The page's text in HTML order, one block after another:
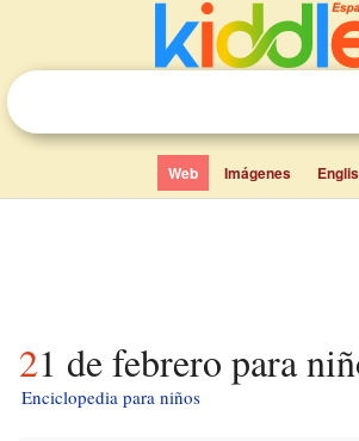
Web Imágenes
21 de febrero para
Enciclopedia para niños